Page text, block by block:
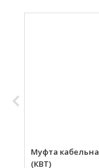
Муфта
(КВТ)